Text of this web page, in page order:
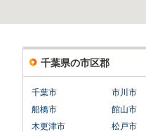
千葉県の市区郡
千葉市
市川市
船橋市
館山市
木更津市
松戸市